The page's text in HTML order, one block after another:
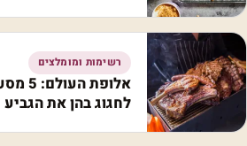
רשימות ומומלצים
לחגוג בהן את הגביע